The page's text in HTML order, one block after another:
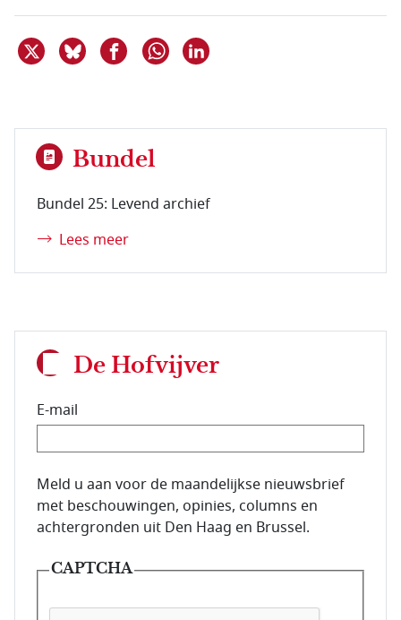
Deel dit item op X
Deel dit item op Bluesky
Deel dit item op Facebook
Delen via WhatsApp
Bundel
Bundel 25: Levend archief
Lees meer
De Hofvijver
E-mail
E-mailadres van de abonnee.
Meld u aan voor de maandelijkse nieuwsbrief
met beschouwingen, opinies, columns en
achtergronden uit Den Haag en Brussel.
CAPTCHA